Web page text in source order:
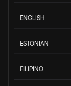
ENGLISH
ESTONIAN
FILIPINO